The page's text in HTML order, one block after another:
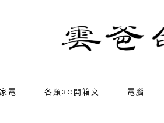
電 各類3C開箱文 電腦